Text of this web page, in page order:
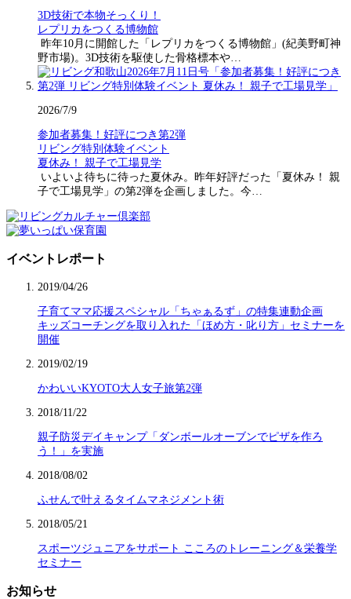
3D技術で本物そっくり！
レプリカをつくる博物館
昨年10月に開館した「レプリカをつくる博物館」(紀美野町神
野市場)。3D技術を駆使した骨格標本や…
2026/7/9
参加者募集！好評につき第2弾
リビング特別体験イベント
夏休み！ 親子で工場見学
いよいよ待ちに待った夏休み。昨年好評だった「夏休み！ 親
子で工場見学」の第2弾を企画しました。今…
イベントレポート
2019/04/26
子育てママ応援スペシャル「ちゃぁるず」の特集連動企画
キッズコーチングを取り入れた「ほめ方・叱り方」セミナーを
開催
2019/02/19
かわいいKYOTO大人女子旅第2弾
2018/11/22
親子防災デイキャンプ「ダンボールオーブンでピザを作ろ
う！」を実施
2018/08/02
ふせんで叶えるタイムマネジメント術
2018/05/21
スポーツジュニアをサポート こころのトレーニング＆栄養学
セミナー
お知らせ